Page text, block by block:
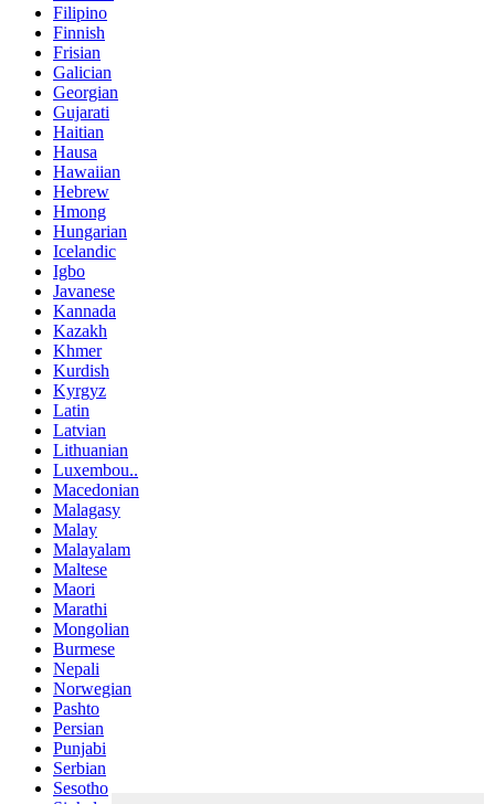
Filipino
Finnish
Frisian
Galician
Georgian
Gujarati
Haitian
Hausa
Hawaiian
Hebrew
Hmong
Hungarian
Icelandic
Igbo
Javanese
Kannada
Kazakh
Khmer
Kurdish
Kyrgyz
Latin
Latvian
Lithuanian
Luxembou..
Macedonian
Malagasy
Malay
Malayalam
Maltese
Maori
Marathi
Mongolian
Burmese
Nepali
Norwegian
Pashto
Persian
Punjabi
Serbian
Sesotho